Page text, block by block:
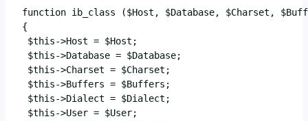
function ib_class ($Host, $Database, $Charset,
{
$this->Host = $Host;
$this->Database = $Database;
$this->Charset = $Charset;
$this->Buffers = $Buffers;
$this->Dialect = $Dialect;
$this->User = $User;